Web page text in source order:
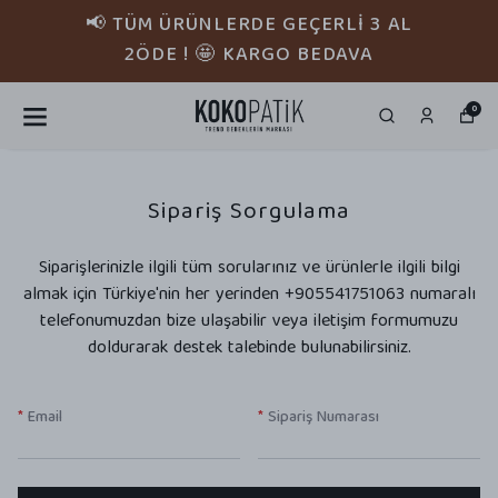
📢 TÜM ÜRÜNLERDE GEÇERLİ 3 AL
2ÖDE ! 🤩 KARGO BEDAVA
0
Sipariş Sorgulama
Siparişlerinizle ilgili tüm sorularınız ve ürünlerle ilgili bilgi
almak için Türkiye'nin her yerinden +905541751063 numaralı
telefonumuzdan bize ulaşabilir veya iletişim formumuzu
doldurarak destek talebinde bulunabilirsiniz.
*Email * Sipariş Numarası